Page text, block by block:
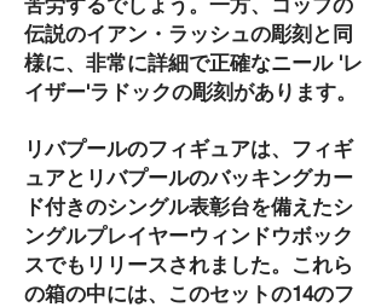
苦労するでしょう。一方、コップの
伝説のイアン・ラッシュの彫刻と同
様に、非常に詳細で正確なニール 'レ
イザー'ラドックの彫刻があります。
リバプールのフィギュアは、フィギ
ュアとリバプールのバッキングカー
ド付きのシングル表彰台を備えたシ
ングルプレイヤーウィンドウボック
スでもリリースされました。これら
の箱の中には、このセットの14のフ